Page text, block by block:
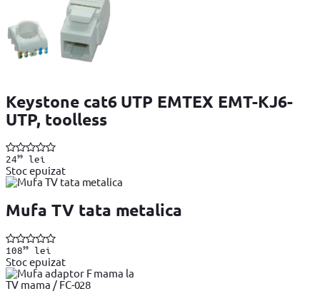
Keystone cat6 UTP EMTEX EMT-KJ6-
UTP, toolless
2499lei
Stoc epuizat
Mufa TV tata metalica
10899lei
Stoc epuizat